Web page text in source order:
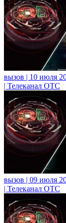
вызов | 10 июля
| Телеканал ОТС
вызов | 09 июля
| Телеканал ОТС